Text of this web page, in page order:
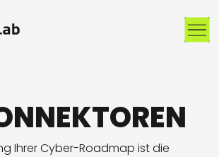
Ihrer Cyber-Roadmap ist die